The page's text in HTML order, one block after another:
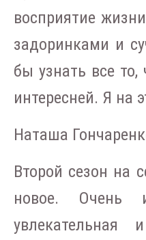
восприятие
задоринками и
бы узнать все
интересней. Я на
Наташа
Второй сезон на
новое. Очень
увлекательная